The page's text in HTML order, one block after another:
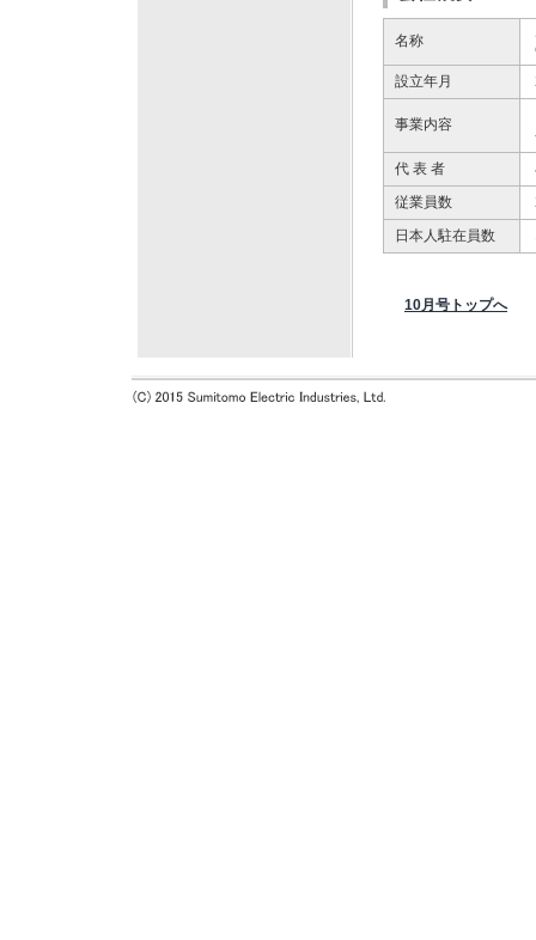
名称
設立年月
事業内容
代 表 者
従業員数
日本人駐在員数
10月号トップへ